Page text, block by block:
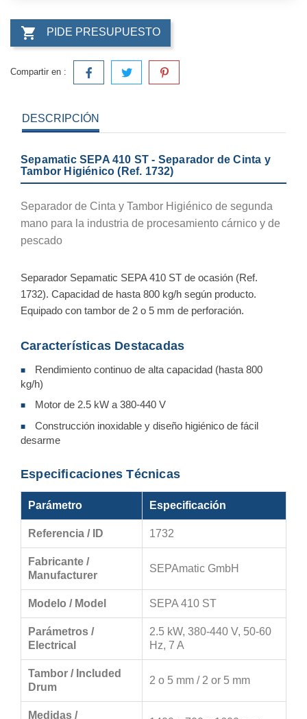
 PIDE PRESUPUESTO
Compartir en :
DESCRIPCIÓN
Sepamatic SEPA 410 ST - Separador de Cinta y
Tambor Higiénico (Ref. 1732)
Separador de Cinta y Tambor Higiénico de segunda
mano para la industria de procesamiento cárnico y de
pescado
Separador Sepamatic SEPA 410 ST de ocasión (Ref.
1732). Capacidad de hasta 800 kg/h según producto.
Equipado con tambor de 2 o 5 mm de perforación.
Características Destacadas
■
Rendimiento continuo de alta capacidad (hasta 800
kg/h)
■ Motor de 2.5 kW a 380-440 V
■
Construcción inoxidable y diseño higiénico de fácil
desarme
Especificaciones Técnicas
Parámetro Especificación
Referencia / ID 1732
Fabricante /
Manufacturer
SEPAmatic GmbH
Modelo / Model SEPA 410 ST
Parámetros /
Electrical
2.5 kW, 380-440 V, 50-60
Hz, 7 A
Tambor / Included
Drum
2 o 5 mm / 2 or 5 mm
Medidas /